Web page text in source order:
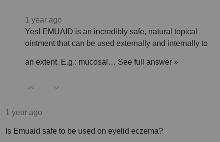
1 year ago
Yes! EMUAID is an incredibly safe, natural topical
ointment that can be used externally and internally to
an extent. E.g.: mucosal… See full answer »
1 year ago
Is Emuaid safe to be used on eyelid eczema?